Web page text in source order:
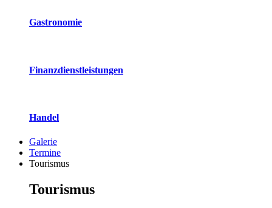
Gastronomie
Finanzdienstleistungen
Handel
Galerie
Termine
Tourismus
Tourismus